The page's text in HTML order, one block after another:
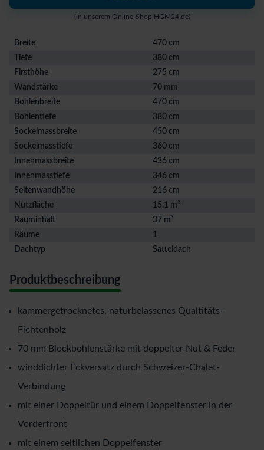
(in unserem Online-Shop HGM24.de)
Breite
470 cm
Tiefe
380 cm
Firsthöhe
275 cm
Wandstärke
70 mm
Bohlenbreite
470 cm
Bohlentiefe
380 cm
Sockelmassbreite
450 cm
Sockelmasstiefe
360 cm
Innenmassbreite
436 cm
Innenmasstiefe
346 cm
Seitenwandhöhe
216 cm
Nutzfläche
15.1 m²
Rauminhalt
37 m³
Räume
1
Dachtyp
Satteldach
Produktbeschreibung
kammergetrocknetes, naturbelassenes Qualtitäts -
Fichtenholz
70 mm Blockbohlenstärke mit doppelter Nut & Feder
winddichter Eckversatz durch Schweizer-Chalet-
Verbindung
mit einer Doppeltür und einem Doppelfenster in der
Vorderfront
mit einem seitlichen Doppelfenster